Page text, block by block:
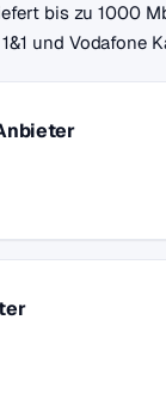
bis zu 1000
und Vodafone